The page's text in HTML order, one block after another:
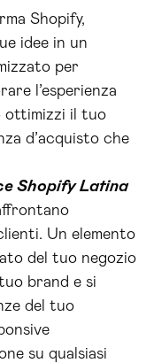
Shopify,
idee in un
per
l’esperienza
ottimizzi il tuo
d’acquisto che
Shopify Latina
Un elemento
del tuo negozio
brand e si
del tuo
su qualsiasi